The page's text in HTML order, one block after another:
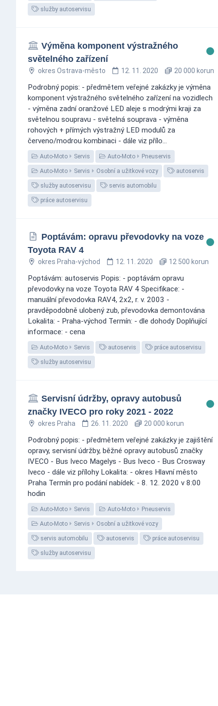
služby autoservisu
Výměna komponent výstražného
světelného zařízení
okres Ostrava-město 12. 11. 2020 20 000 korun
Podrobný popis: - předmětem veřejné zakázky je výměna
komponent výstražného světelného zařízení na vozidlech
- výměna zadní oranžové LED aleje s modrými kraji za
světelnou soupravu - světelná souprava - výměna
rohových + přímých výstražný LED modulů za
červeno/modrou kombinaci - dále viz přílo...
Auto-Moto Servis Auto-Moto Pneuservis
Auto-Moto Servis Osobní a užitkové vozy autoservis
služby autoservisu servis automobilu
práce autoservisu
Poptávám: opravu převodovky na voze
Toyota RAV 4
okres Praha-východ 12. 11. 2020 12 500 korun
Poptávám: autoservis Popis: - poptávám opravu
převodovky na voze Toyota RAV 4 Specifikace: -
manuální převodovka RAV4, 2x2, r. v. 2003 -
pravděpodobně ulobený zub, převodovka demontována
Lokalita: - Praha-východ Termín: - dle dohody Doplňující
informace: - cena
Auto-Moto Servis autoservis práce autoservisu
služby autoservisu
Servisní údržby, opravy autobusů
značky IVECO pro roky 2021 - 2022
okres Praha 26. 11. 2020 20 000 korun
Podrobný popis: - předmětem veřejné zakázky je zajištění
opravy, servisní údržby, běžné opravy autobusů značky
IVECO - Bus Iveco Magelys - Bus Iveco - Bus Crosway
Iveco - dále viz přílohy Lokalita: - okres Hlavní město
Praha Termín pro podání nabídek: - 8. 12. 2020 v 8:00
hodin
Auto-Moto Servis Auto-Moto Pneuservis
Auto-Moto Servis Osobní a užitkové vozy
servis automobilu autoservis práce autoservisu
služby autoservisu